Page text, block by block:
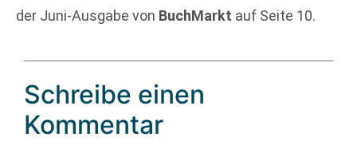
der Juni-Ausgabe von BuchMarkt auf Seite 10.
Schreibe einen
Kommentar